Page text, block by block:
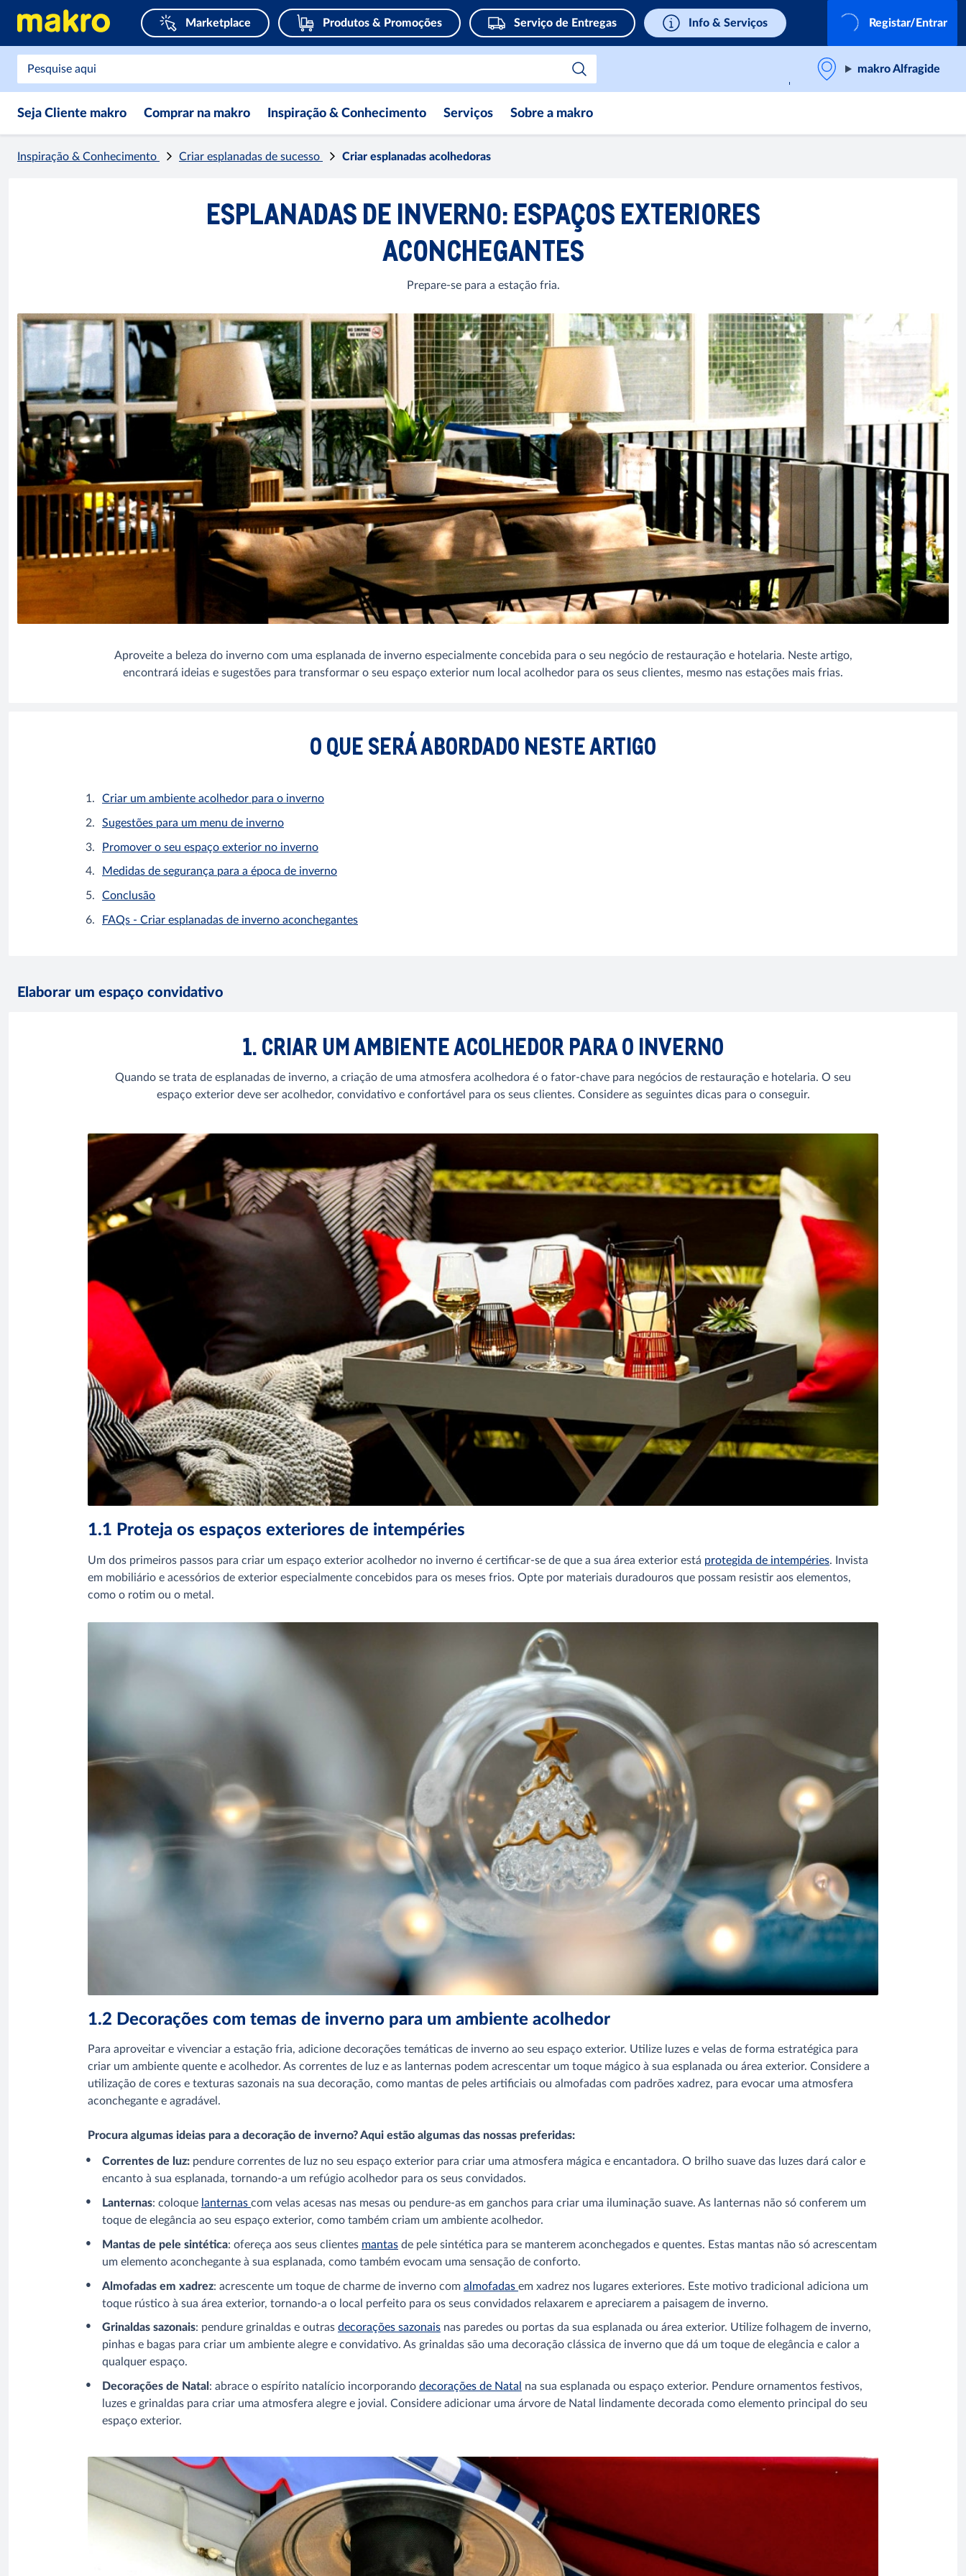
Marketplace Produtos & Promoções Serviço de Entregas Info & Serviços Registar/Entrar
makro Alfragide
Seja Cliente makro Comprar na makro Inspiração & Conhecimento Serviços Sobre a makro
Inspiração & Conhecimento Criar esplanadas de sucesso Criar esplanadas acolhedoras
ESPLANADAS DE INVERNO: ESPAÇOS EXTERIORES
ACONCHEGANTES
Prepare-se para a estação fria.
Aproveite a beleza do inverno com uma esplanada de inverno especialmente concebida para o seu negócio de restauração e hotelaria. Neste artigo,
encontrará ideias e sugestões para transformar o seu espaço exterior num local acolhedor para os seus clientes, mesmo nas estações mais frias.
O QUE SERÁ ABORDADO NESTE ARTIGO
Criar um ambiente acolhedor para o inverno
Sugestões para um menu de inverno
Promover o seu espaço exterior no inverno
Medidas de segurança para a época de inverno
Conclusão
FAQs - Criar esplanadas de inverno aconchegantes
Elaborar um espaço convidativo
1. CRIAR UM AMBIENTE ACOLHEDOR PARA O INVERNO
Quando se trata de esplanadas de inverno, a criação de uma atmosfera acolhedora é o fator-chave para negócios de restauração e hotelaria. O seu
espaço exterior deve ser acolhedor, convidativo e confortável para os seus clientes. Considere as seguintes dicas para o conseguir.
1.1 Proteja os espaços exteriores de intempéries
Um dos primeiros passos para criar um espaço exterior acolhedor no inverno é certificar-se de que a sua área exterior está protegida de intempéries. Invista
em mobiliário e acessórios de exterior especialmente concebidos para os meses frios. Opte por materiais duradouros que possam resistir aos elementos,
como o rotim ou o metal.
1.2 Decorações com temas de inverno para um ambiente acolhedor
Para aproveitar e vivenciar a estação fria, adicione decorações temáticas de inverno ao seu espaço exterior. Utilize luzes e velas de forma estratégica para
criar um ambiente quente e acolhedor. As correntes de luz e as lanternas podem acrescentar um toque mágico à sua esplanada ou área exterior. Considere a
utilização de cores e texturas sazonais na sua decoração, como mantas de peles artificiais ou almofadas com padrões xadrez, para evocar uma atmosfera
aconchegante e agradável.
Procura algumas ideias para a decoração de inverno? Aqui estão algumas das nossas preferidas:
Correntes de luz: pendure correntes de luz no seu espaço exterior para criar uma atmosfera mágica e encantadora. O brilho suave das luzes dará calor e
encanto à sua esplanada, tornando-a um refúgio acolhedor para os seus convidados.
Lanternas: coloque lanternas com velas acesas nas mesas ou pendure-as em ganchos para criar uma iluminação suave. As lanternas não só conferem um
toque de elegância ao seu espaço exterior, como também criam um ambiente acolhedor.
Mantas de pele sintética: ofereça aos seus clientes mantas de pele sintética para se manterem aconchegados e quentes. Estas mantas não só acrescentam
um elemento aconchegante à sua esplanada, como também evocam uma sensação de conforto.
Almofadas em xadrez: acrescente um toque de charme de inverno com almofadas em xadrez nos lugares exteriores. Este motivo tradicional adiciona um
toque rústico à sua área exterior, tornando-a o local perfeito para os seus convidados relaxarem e apreciarem a paisagem de inverno.
Grinaldas sazonais: pendure grinaldas e outras decorações sazonais nas paredes ou portas da sua esplanada ou área exterior. Utilize folhagem de inverno,
pinhas e bagas para criar um ambiente alegre e convidativo. As grinaldas são uma decoração clássica de inverno que dá um toque de elegância e calor a
qualquer espaço.
Decorações de Natal : abrace o espírito natalício incorporando decorações de Natal
na sua esplanada ou espaço exterior. Pendure ornamentos festivos,
luzes e grinaldas para criar uma atmosfera alegre e jovial. Considere adicionar uma árvore de Natal lindamente decorada como elemento principal do seu
espaço exterior.